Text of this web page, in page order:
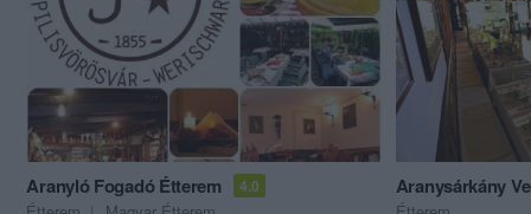
Aranyló Fogadó Étterem 4.0 Aranysárkány